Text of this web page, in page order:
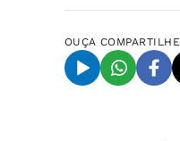
OUÇA COMPARTILHE